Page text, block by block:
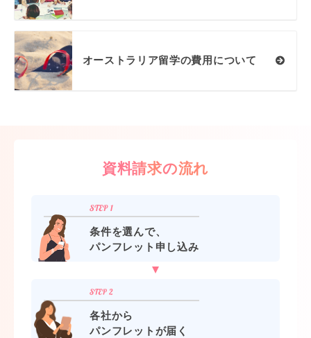
オーストラリア留学の費用について
資料請求の流れ
条件を選んで、
パンフレット申し込み
各社から
パンフレットが届く